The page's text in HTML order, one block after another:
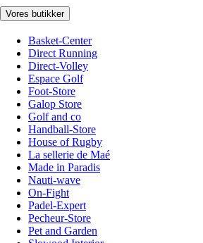
Vores butikker
Basket-Center
Direct Running
Direct-Volley
Espace Golf
Foot-Store
Galop Store
Golf and co
Handball-Store
House of Rugby
La sellerie de Maé
Made in Paradis
Nauti-wave
On-Fight
Padel-Expert
Pecheur-Store
Pet and Garden